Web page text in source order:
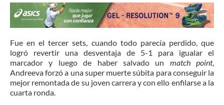
Fue en el tercer sets, cuando todo parecía perdido, que
logró revertir una desventaja de 5-1 para igualar el
marcador y luego de haber salvado un match point,
Andreeva forzó a una super muerte súbita para conseguir la
mejor remontada de su joven carrera y con ello enfilarse a la
cuarta ronda.